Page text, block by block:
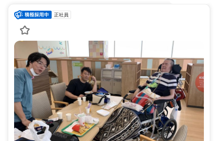
正社員